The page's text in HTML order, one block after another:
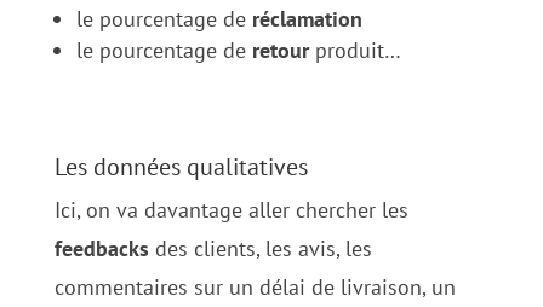
le pourcentage de réclamation
le pourcentage de retourproduit…
Les données qualitatives
Ici, on va davantage aller chercher les
feedbacks des clients, les avis, les
commentaires sur un délai de livraison, un